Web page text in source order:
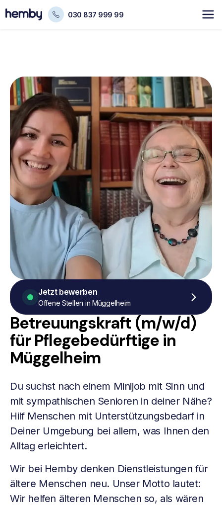
030 837 999 99
Betreuungskraft (m/w/d)
für Pflegebedürftige in
Müggelheim
Du suchst nach einem Minijob mit Sinn und
mit sympathischen Senioren in deiner Nähe?
Hilf Menschen mit Unterstützungsbedarf in
Deiner Umgebung bei allem, was Ihnen den
Alltag erleichtert.
Wir bei Hemby denken Dienstleistungen für
ältere Menschen neu. Unser Motto lautet:
Wir helfen älteren Menschen so, als wären
Jetzt bewerben
Offene Stellen in Müggelheim